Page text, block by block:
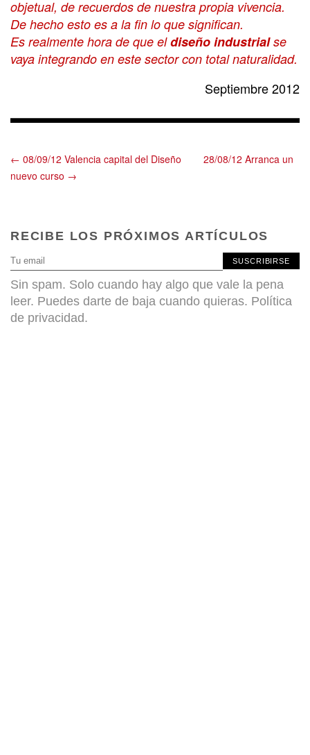
objetual, de recuerdos de nuestra propia vivencia.
De hecho esto es a la fin lo que significan.
Es realmente hora de que eldiseño industrialse
vaya integrando en este sector con total naturalidad.
Septiembre 2012
← 08/09/12 Valencia capital del Diseño
28/08/12 Arranca un
nuevo curso →
RECIBE LOS PRÓXIMOS ARTÍCULOS
SUSCRIBIRSE
Sin spam. Solo cuando hay algo que vale la pena
leer. Puedes darte de baja cuando quieras. Política
de privacidad.